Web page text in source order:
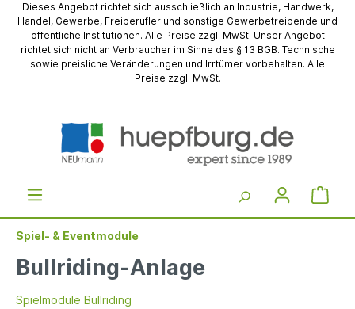
Dieses Angebot richtet sich ausschließlich an Industrie, Handwerk,
Handel, Gewerbe, Freiberufler und sonstige Gewerbetreibende und
öffentliche Institutionen. Alle Preise zzgl. MwSt. Unser Angebot
richtet sich nicht an Verbraucher im Sinne des § 13 BGB. Technische
sowie preisliche Veränderungen und Irrtümer vorbehalten. Alle
Preise zzgl. MwSt.
Spiel- & Eventmodule
Bullriding-Anlage
Spielmodule Bullriding